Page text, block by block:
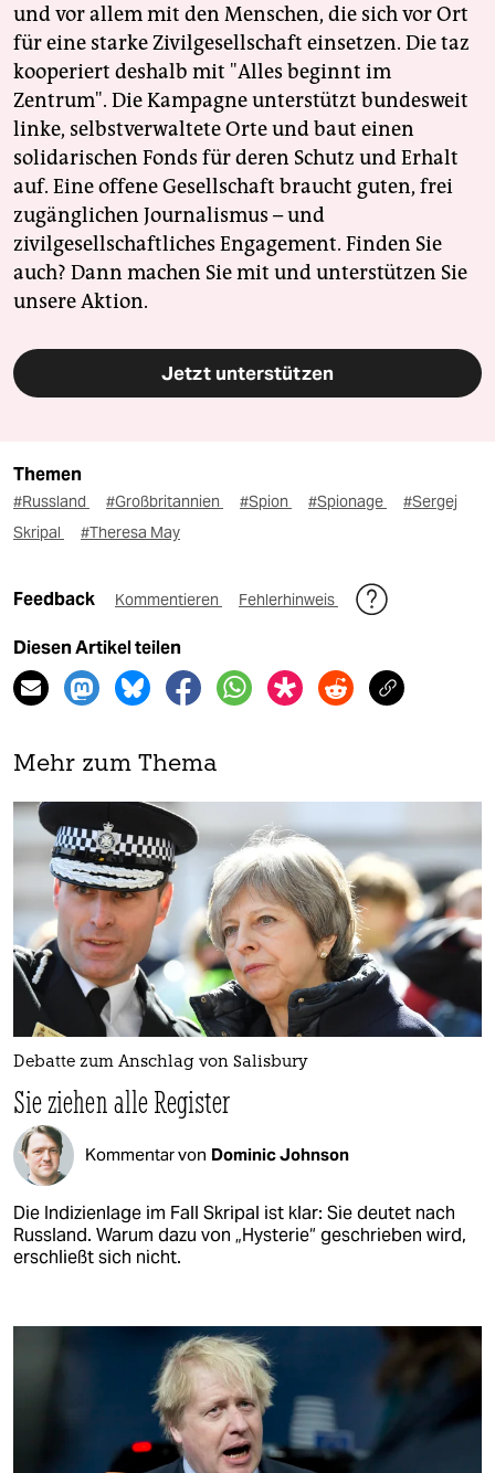
und vor allem mit den Menschen, die sich vor Ort
für eine starke Zivilgesellschaft einsetzen. Die taz
kooperiert deshalb mit "Alles beginnt im
Zentrum". Die Kampagne unterstützt bundesweit
linke, selbstverwaltete Orte und baut einen
solidarischen Fonds für deren Schutz und Erhalt
auf. Eine offene Gesellschaft braucht guten, frei
zugänglichen Journalismus – und
zivilgesellschaftliches Engagement. Finden Sie
auch? Dann machen Sie mit und unterstützen Sie
unsere Aktion.
Jetzt unterstützen
Themen
#Russland #Großbritannien #Spion #Spionage
#Sergej
Skripal
#Theresa May
Feedback Kommentieren Fehlerhinweis
Diesen Artikel teilen
Mehr zum Thema
Debatte zum Anschlag von Salisbury
Sie ziehen alle Register
Kommentar von Dominic Johnson
Die Indizienlage im Fall Skripal ist klar: Sie deutet nach
Russland. Warum dazu von „Hysterie“ geschrieben wird,
erschließt sich nicht.